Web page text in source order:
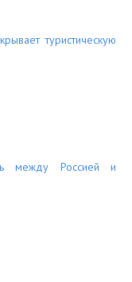
туристическую
между Россией и